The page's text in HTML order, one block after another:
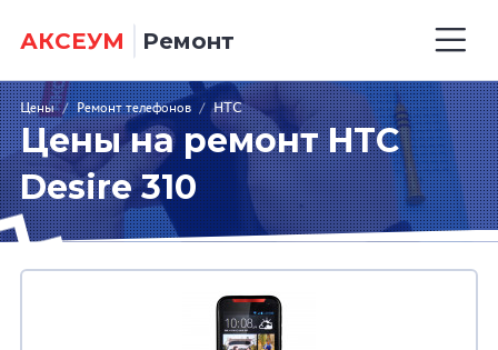
АКСЕУМ Ремонт
Цены / Ремонт телефонов / HTC
Цены на ремонт HTC
Desire 310